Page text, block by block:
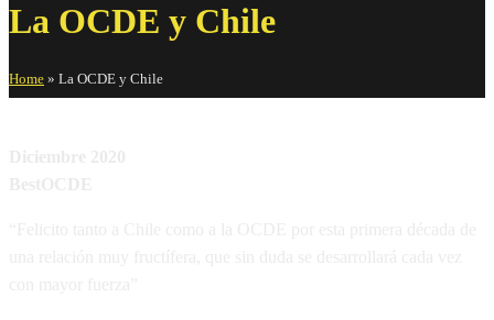
La OCDE y Chile
Home » La OCDE y Chile